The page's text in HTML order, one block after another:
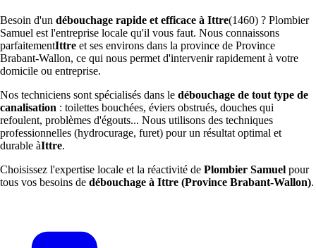
Besoin d'un débouchage rapide et efficace à Ittre(1460) ? Plombier
Samuel est l'entreprise locale qu'il vous faut. Nous connaissons
parfaitementIttre et ses environs dans la province de Province
Brabant-Wallon, ce qui nous permet d'intervenir rapidement à votre
domicile ou entreprise.
Nos techniciens sont spécialisés dans le débouchage de tout type de
canalisation : toilettes bouchées, éviers obstrués, douches qui
refoulent, problèmes d'égouts... Nous utilisons des techniques
professionnelles (hydrocurage, furet) pour un résultat optimal et
durable àIttre.
Choisissez l'expertise locale et la réactivité de Plombier Samuel pour
tous vos besoins de débouchage à Ittre (Province Brabant-Wallon).